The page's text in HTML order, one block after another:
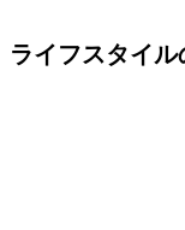
ライフスタイル